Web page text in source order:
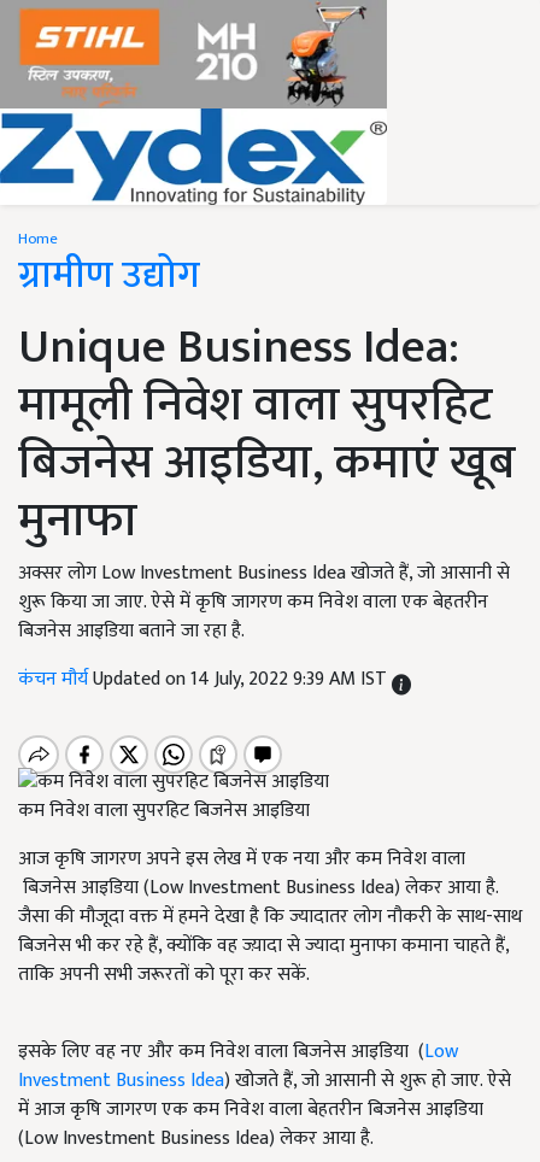
Home
ग्रामीण उद्योग
Unique Business Idea:
मामूली निवेश वाला सुपरहिट
बिजनेस आइडिया, कमाएं खूब
मुनाफा
अक्सर लोग Low Investment Business Idea खोजते हैं, जो आसानी से
शुरू किया जा जाए. ऐसे में कृषि जागरण कम निवेश वाला एक बेहतरीन
बिजनेस आइडिया बताने जा रहा है.
कंचन मौर्यUpdated on 14 July, 2022 9:39 AM IST
कम निवेश वाला सुपरहिट बिजनेस आइडिया
आज कृषि जागरण अपने इस लेख में एक नया और कम निवेश वाला
बिजनेस आइडिया (Low Investment Business Idea) लेकर आया है.
जैसा की मौजूदा वक्त में हमने देखा है कि ज्यादातर लोग नौकरी के साथ-साथ
बिजनेस भी कर रहे हैं, क्योंकि वह ज्य़ादा से ज्यादा मुनाफा कमाना चाहते हैं,
ताकि अपनी सभी जरूरतों को पूरा कर सकें.
इसके लिए वह नए और कम निवेश वाला बिजनेस आइडिया (Low
Investment Business Idea) खोजते हैं, जो आसानी से शुरू हो जाए. ऐसे
में आज कृषि जागरण एक कम निवेश वाला बेहतरीन बिजनेस आइडिया
(Low Investment Business Idea) लेकर आया है.